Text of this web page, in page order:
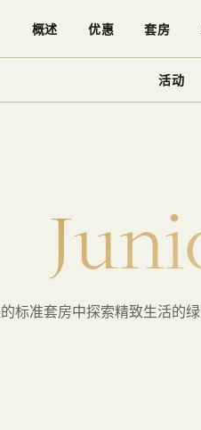
概述 优惠 套房
活动
JUNIOR SUITE
Juni
标准套房中探索精致生活的